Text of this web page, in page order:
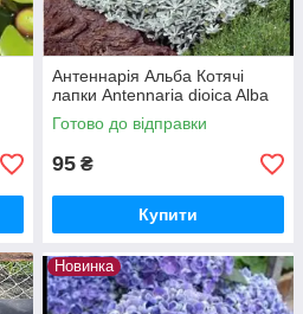
Антеннарія Альба Котячі
лапки Antennaria dioica Alba
Готово до відправки
95 ₴
Купити
Новинка